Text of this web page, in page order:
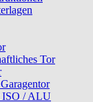
Tor
ISO / ALU